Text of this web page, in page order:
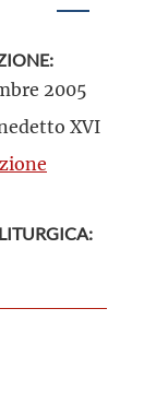
2005
XVI